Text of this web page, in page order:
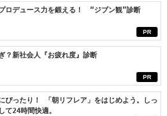
PR
プロデュース力を鍛える！ “ジブン観”診断
PR
？新社会人『お疲れ度』診断
ぴったり！ 「朝リフレア」をはじめよう。しっ
て24時間快適。